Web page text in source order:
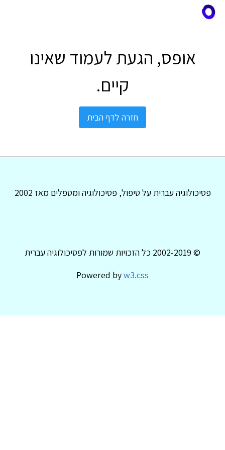
אופס, הגעת לעמוד שאינו
קיים.
חזרה לדף הבית
פסיכולוגיה עברית על טיפול, פסיכולוגיה ומטפלים מאז 2002
© 2002-2019 כל הזכויות שמורות לפסיכולוגיה עברית
Powered byw3.css